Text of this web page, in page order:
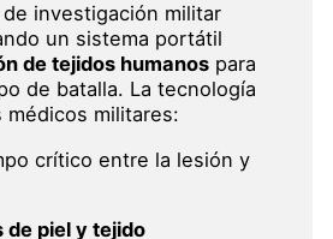
investigación militar
un sistema portátil
de tejidos humanospara
de batalla. La tecnología
médicos militares:
crítico entre la lesión y
de piel y tejido